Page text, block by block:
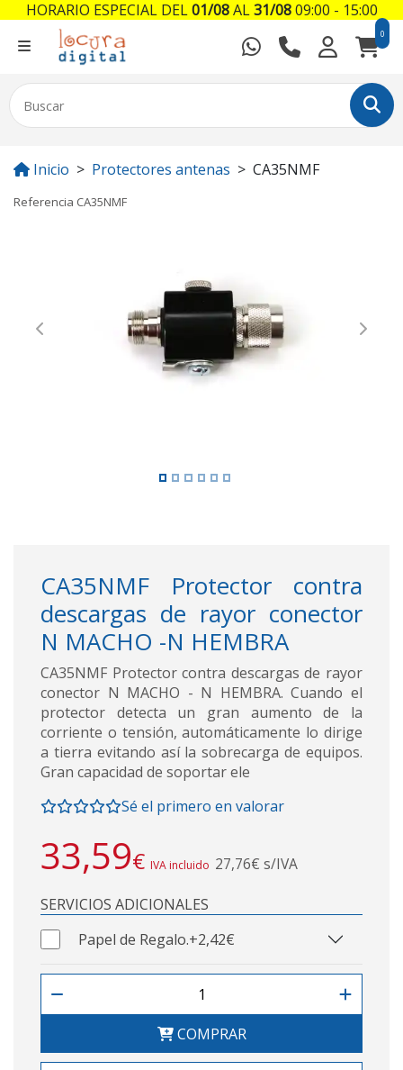
0
Inicio Protectores antenas CA35NMF
Referencia CA35NMF
Previous Next
CA35NMF Protector contra
descargas de rayor conector
N MACHO -N HEMBRA
CA35NMF Protector contra descargas de rayor
conector N MACHO - N HEMBRA. Cuando el
protector detecta un gran aumento de la
corriente o tensión, automáticamente lo dirige
a tierra evitando así la sobrecarga de equipos.
Gran capacidad de soportar ele
Sé el primero en valorar
33,59€ IVA incluido 27,76€ s/IVA
SERVICIOS ADICIONALES
Papel de Regalo.+2,42€
COMPRAR
HORARIO ESPECIAL DEL01/08AL31/0809:00 - 15:00